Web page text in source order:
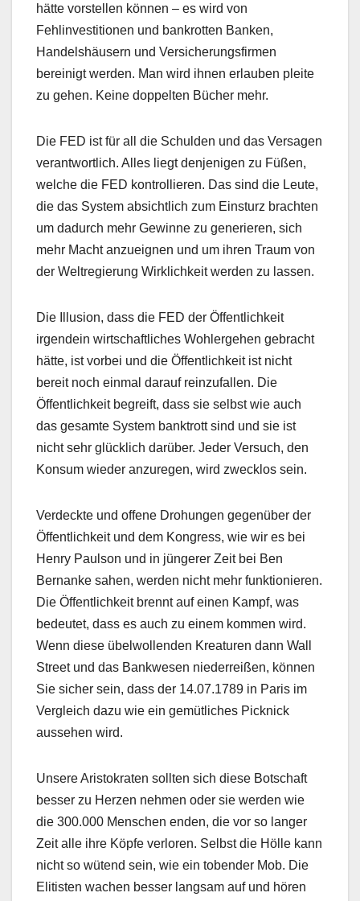
hätte vorstellen können – es wird von
Fehlinvestitionen und bankrotten Banken,
Handelshäusern und Versicherungsfirmen
bereinigt werden. Man wird ihnen erlauben pleite
zu gehen. Keine doppelten Bücher mehr.
Die FED ist für all die Schulden und das Versagen
verantwortlich. Alles liegt denjenigen zu Füßen,
welche die FED kontrollieren. Das sind die Leute,
die das System absichtlich zum Einsturz brachten
um dadurch mehr Gewinne zu generieren, sich
mehr Macht anzueignen und um ihren Traum von
der Weltregierung Wirklichkeit werden zu lassen.
Die Illusion, dass die FED der Öffentlichkeit
irgendein wirtschaftliches Wohlergehen gebracht
hätte, ist vorbei und die Öffentlichkeit ist nicht
bereit noch einmal darauf reinzufallen. Die
Öffentlichkeit begreift, dass sie selbst wie auch
das gesamte System banktrott sind und sie ist
nicht sehr glücklich darüber. Jeder Versuch, den
Konsum wieder anzuregen, wird zwecklos sein.
Verdeckte und offene Drohungen gegenüber der
Öffentlichkeit und dem Kongress, wie wir es bei
Henry Paulson und in jüngerer Zeit bei Ben
Bernanke sahen, werden nicht mehr funktionieren.
Die Öffentlichkeit brennt auf einen Kampf, was
bedeutet, dass es auch zu einem kommen wird.
Wenn diese übelwollenden Kreaturen dann Wall
Street und das Bankwesen niederreißen, können
Sie sicher sein, dass der 14.07.1789 in Paris im
Vergleich dazu wie ein gemütliches Picknick
aussehen wird.
Unsere Aristokraten sollten sich diese Botschaft
besser zu Herzen nehmen oder sie werden wie
die 300.000 Menschen enden, die vor so langer
Zeit alle ihre Köpfe verloren. Selbst die Hölle kann
nicht so wütend sein, wie ein tobender Mob. Die
Elitisten wachen besser langsam auf und hören